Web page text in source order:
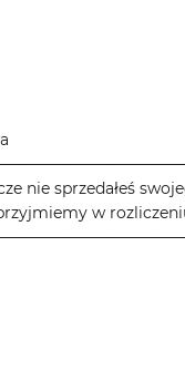
nie sprzedałeś
w